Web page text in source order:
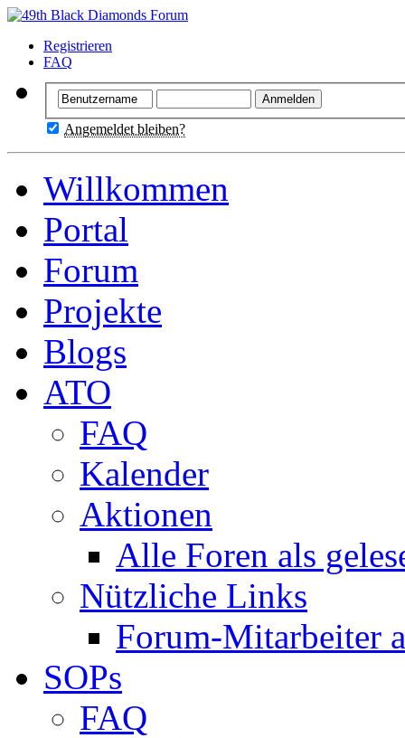
Registrieren
FAQ
Angemeldet bleiben?
Willkommen
Portal
Forum
Projekte
Blogs
ATO
FAQ
Kalender
Aktionen
Alle Foren als
Nützliche Links
Forum-Mitarbeiter
SOPs
FAQ